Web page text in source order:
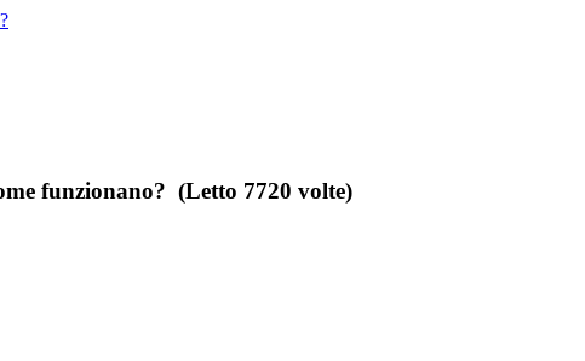
funzionano? (Letto 7720 volte)